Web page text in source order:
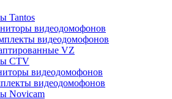
Tantos
видеодомофонов
видеодомофонов
VZ
CTV
видеодомофонов
видеодомофонов
Novicam